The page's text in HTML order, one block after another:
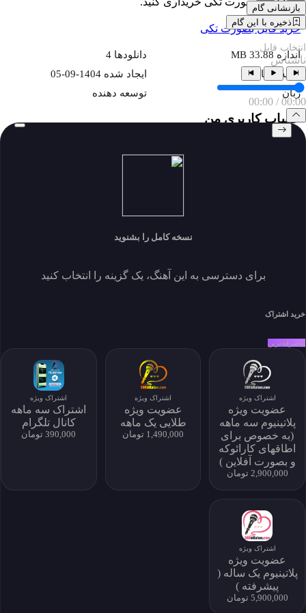
خرید فایل بصورت تکی
اندازه 33.88 MB
دانلودها 4
نمایش ها 74
ايجاد شده 1404-09-05
زبان
توسعه دهنده
حساب کاربری من
خانه
جستجو
سبک ها
تماس
درباره ما
اشتراک
سوالات متداول
دسترسی به آرشیو کامل و امکان دانلود نامحدود
خرید اشتراک
بازنشانی گام
ذخیره با این گام
انتخاب فایل...
ناشناس
00:00
/
00:00
نسخه کامل را بشنوید
برای دسترسی به این آهنگ، یک گزینه را انتخاب کنید
خرید اشتراک
به‌صرفه‌ترین
اشتراک ویژه
عضویت ویژه
پلاتینیوم سه ماهه
(به خصوص برای
اطاقهای کارائوکه
و بصورت آفلاین )
2,900,000 تومان
اشتراک ویژه
عضویت ویژه
طلایی یک ماهه
1,490,000 تومان
اشتراک ویژه
اشتراک سه ماهه
کانال تلگرام
390,000 تومان
اشتراک ویژه
عضویت ویژه
پلاتینیوم یک ساله (
پیشرفته )
5,900,000 تومان